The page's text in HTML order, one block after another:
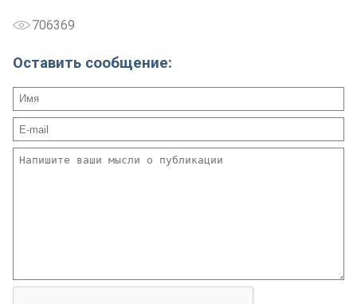
706369
Оставить сообщение: